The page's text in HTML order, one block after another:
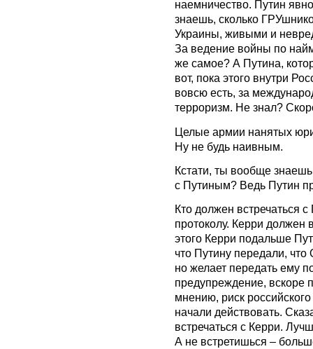
наемничество. Путин
знаешь, сколько
Украины, живыми и
За ведение войны по
же самое? А Путина,
вот, пока этого внутри
вовсю есть, за
терроризм. Не знал?
Целые армии нанятых
Ну не будь наивным.
Кстати, ты вообще
с Путиным? Ведь Путин
Кто должен встречаться
протоколу. Керри должен
этого Керри подальше
что Путину передали,
но желает передать ему
предупреждение,
мнению, риск
начали действовать.
встречаться с Керри.
А не встретишься –